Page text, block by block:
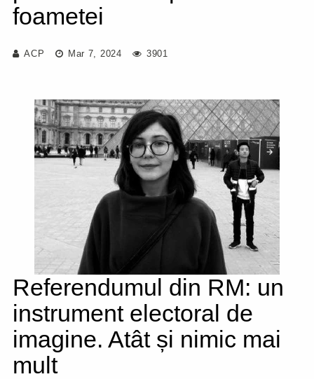
foametei
ACP Mar 7, 2024 3901
Referendumul din RM: un
instrument electoral de
imagine. Atât și nimic mai
mult